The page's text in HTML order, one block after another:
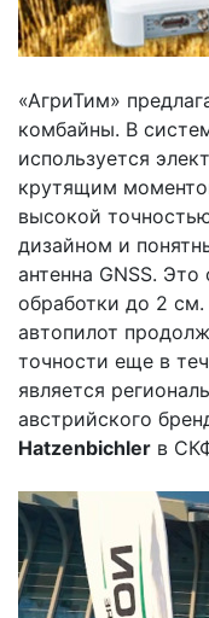
«АгриТим»
комбайны. В
используется
крутящим
высокой
дизайном и
антенна GNSS.
обработки до 2 см.
автопилот
точности еще в
является
австрийского
Hatzenbichler в